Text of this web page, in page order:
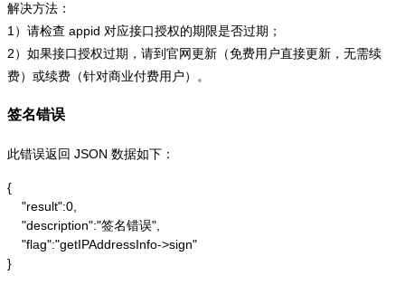
解决方法：
1）请检查 appid 对应接口授权的期限是否过期；
2）如果接口授权过期，请到官网更新（免费用户直接更新，无需续
费）或续费（针对商业付费用户）。
签名错误
此错误返回 JSON 数据如下：
{
    "result":0,
    "description":"签名错误",
    "flag":"getIPAddressInfo->sign"
}